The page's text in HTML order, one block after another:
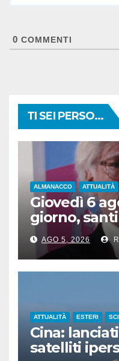
0 COMMENTI
TI SEI PERSO...
ALMANACCO ATTUALITÀ
Giovedì 6
giorno,
famosi,
AGO 5, 2026
ATTUALITÀ ESTERI
Cina:
satelliti